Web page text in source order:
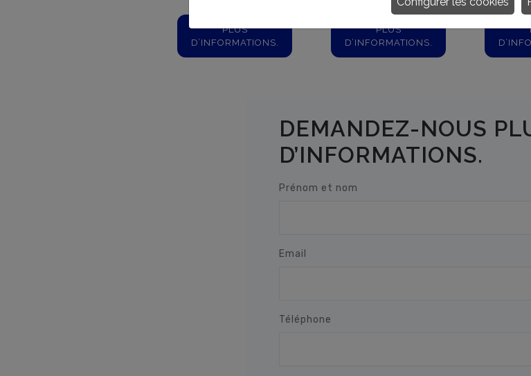
PLUS
D’INFORMATIONS.
PLUS
D’INFORMATIONS.
DEMANDEZ-NOUS
D’INFORMATIONS.
Prénom et nom
Email
Téléphone